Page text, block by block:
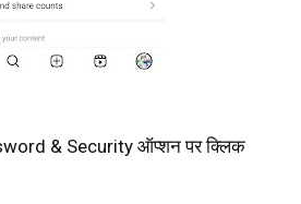
& Security ऑप्शन पर क्लिक